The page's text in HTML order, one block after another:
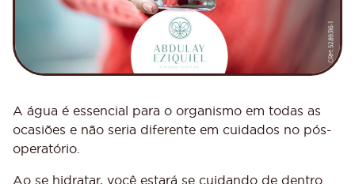
A água é essencial para o organismo em todas as
ocasiões e não seria diferente em cuidados no pós-
operatório. ⠀⠀⠀
Ao se hidratar, você estará se cuidando de dentro